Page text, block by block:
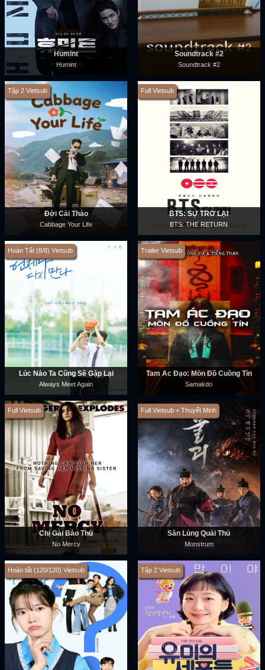
Humint
Humint
Soundtrack #2
Soundtrack #2
Tập 2 Vietsub
Đời Cải Thảo
Cabbage Your Life
Full Vietsub
BTS: SỰ TRỞ LẠI
BTS: THE RETURN
Hoàn Tất (8/8) Vietsub
Lúc Nào Ta Cũng Sẽ Gặp Lại
Always Meet Again
Trailer Vietsub
Tam Ác Đạo: Môn Đồ Cuồng Tín
Samakdo
Full Vietsub
Chị Gái Báo Thù
No Mercy
Full Vietsub + Thuyết Minh
Săn Lùng Quái Thú
Monstrum
Hoàn tất (120/120) Vietsub Tập 2 Vietsub